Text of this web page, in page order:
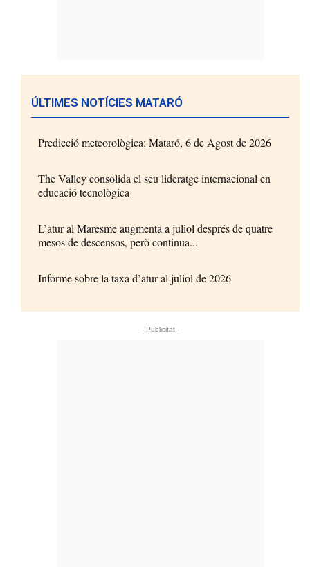
ÚLTIMES NOTÍCIES MATARÓ
Predicció meteorològica: Mataró, 6 de Agost de 2026
The Valley consolida el seu lideratge internacional en
educació tecnològica
L’atur al Maresme augmenta a juliol després de quatre
mesos de descensos, però continua...
Informe sobre la taxa d’atur al juliol de 2026
- Publicitat -